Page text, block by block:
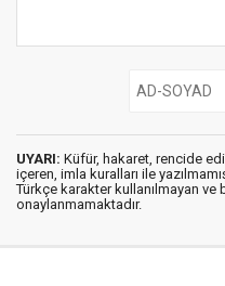
UYARI: Küfür, hakaret, rencide
içeren, imla kuralları ile
Türkçe karakter kullanılmayan ve
onaylanmamaktadır.